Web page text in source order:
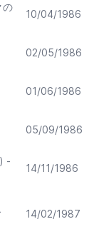
の
10/04/1986
02/05/1986
01/06/1986
05/09/1986
-
14/11/1986
14/02/1987